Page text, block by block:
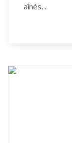
aînés,...